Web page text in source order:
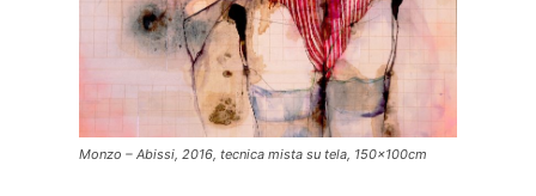
Monzo – Abissi, 2016, tecnica mista su tela, 150x100cm